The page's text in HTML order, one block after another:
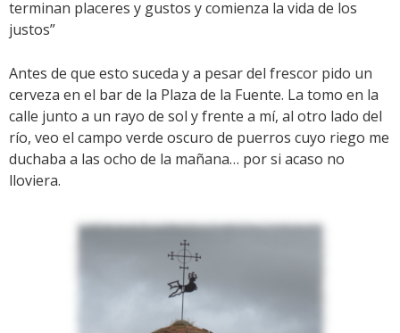
terminan placeres y gustos y comienza la vida de los
justos”
Antes de que esto suceda y a pesar del frescor pido un
cerveza en el bar de la Plaza de la Fuente. La tomo en la
calle junto a un rayo de sol y frente a mí, al otro lado del
río, veo el campo verde oscuro de puerros cuyo riego me
duchaba a las ocho de la mañana… por si acaso no
lloviera.